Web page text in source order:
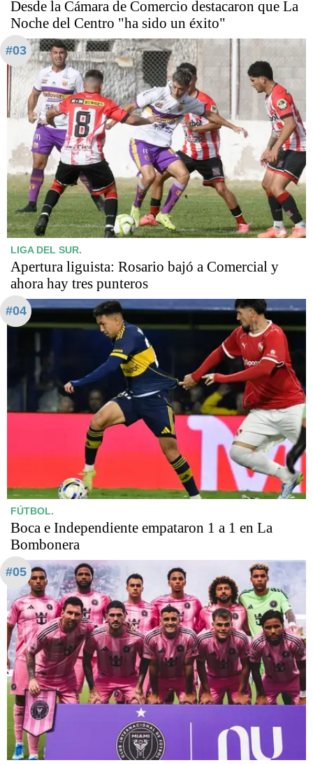
Desde la Cámara de Comercio destacaron que La
Noche del Centro "ha sido un éxito"
#03
LIGA DEL SUR.
Apertura liguista: Rosario bajó a Comercial y
ahora hay tres punteros
#04
FÚTBOL.
Boca e Independiente empataron 1 a 1 en La
Bombonera
#05